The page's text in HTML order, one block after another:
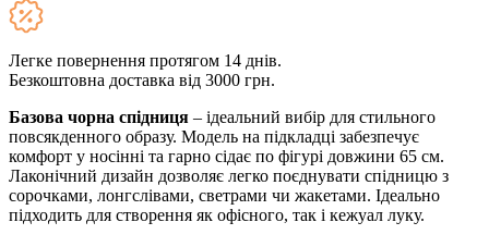
Легке повернення протягом 14 днів.
Безкоштовна доставка від 3000 грн.
Базова чорна спідниця – ідеальний вибір для стильного
повсякденного образу. Модель на підкладці забезпечує
комфорт у носінні та гарно сідає по фігурі довжини 65 см.
Лаконічний дизайн дозволяє легко поєднувати спідницю з
сорочками, лонгслівами, светрами чи жакетами. Ідеально
підходить для створення як офісного, так і кежуал луку.